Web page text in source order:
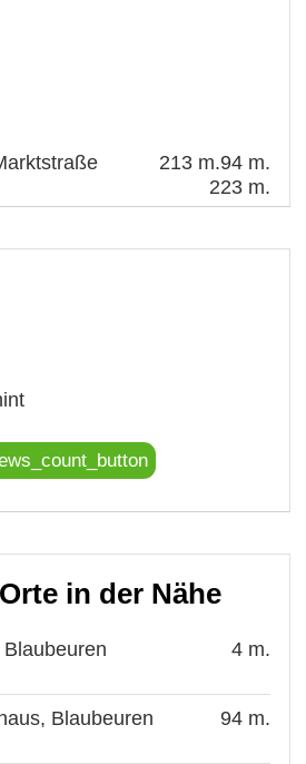
94 m.
213 m.
223 m.
in der Nähe
4 m.
Blaubeuren 94 m.